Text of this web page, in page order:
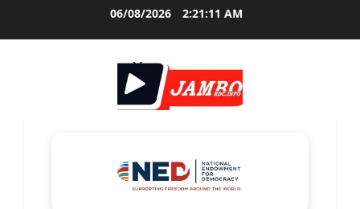
06/08/2026 2:21:12 AM